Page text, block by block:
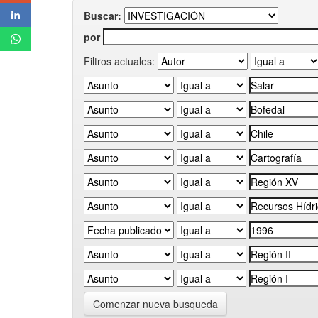
Buscar:
por
Filtros actuales:
Comenzar nueva busqueda